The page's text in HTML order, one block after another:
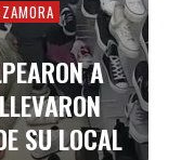
A
SU LOCAL